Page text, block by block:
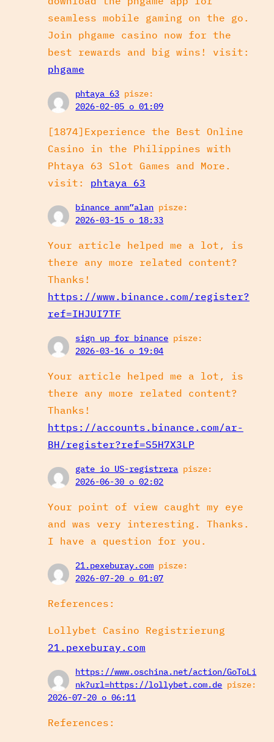
seamless mobile gaming on the go.
Join phgame casino now for the
best rewards and big wins! visit:
phgame
phtaya 63 pisze:
2026-02-05 o 01:09
[1874]Experience the Best Online
Casino in the Philippines with
Phtaya 63 Slot Games and More.
visit: phtaya 63
binance anm”alan pisze:
2026-03-15 o 18:33
Your article helped me a lot, is
there any more related content?
Thanks!
https://www.binance.com/register?
ref=IHJUI7TF
sign up for binance pisze:
2026-03-16 o 19:04
Your article helped me a lot, is
there any more related content?
Thanks!
https://accounts.binance.com/ar-
BH/register?ref=S5H7X3LP
gate io US-registrera pisze:
2026-06-30 o 02:02
Your point of view caught my eye
and was very interesting. Thanks.
I have a question for you.
21.pexeburay.com pisze:
2026-07-20 o 01:07
References:
Lollybet Casino Registrierung
21.pexeburay.com
https://www.oschina.net/action/GoToLi
nk?url=https://lollybet.com.de pisze:
2026-07-20 o 06:11
References: